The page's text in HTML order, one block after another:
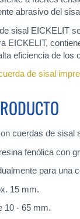
abrasivo del
sisal EICKELIT
EICKELIT,
eficiencia de los
de sisal
cuerdas de sisal
fenólica con
para una
15 mm.
10 - 65 mm.